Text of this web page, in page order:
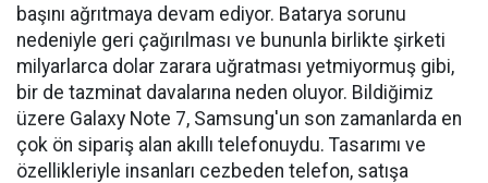
başını ağrıtmaya devam ediyor. Batarya sorunu
nedeniyle geri çağırılması ve bununla birlikte şirketi
milyarlarca dolar zarara uğratması yetmiyormuş gibi,
bir de tazminat davalarına neden oluyor. Bildiğimiz
üzere Galaxy Note 7, Samsung'un son zamanlarda en
çok ön sipariş alan akıllı telefonuydu. Tasarımı ve
özellikleriyle insanları cezbeden telefon, satışa